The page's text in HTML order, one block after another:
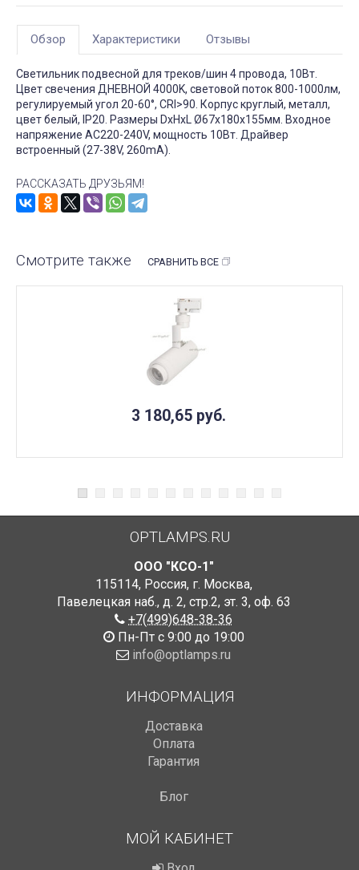
Обзор Характеристики Отзывы
Светильник подвесной для треков/шин 4 провода, 10Вт.
Цвет свечения ДНЕВНОЙ 4000K, световой поток 800-1000лм,
регулируемый угол 20-60°, CRI>90. Корпус круглый, металл,
цвет белый, IP20. Размеры DxHxL Ø67x180x155мм. Входное
напряжение AC220-240V, мощность 10Вт. Драйвер
встроенный (27-38V, 260mA).
РАССКАЗАТЬ ДРУЗЬЯМ!
Смотрите также СРАВНИТЬ ВСЕ
3 180,65 руб.
OPTLAMPS.RU
ООО "КСО-1"
115114, Россия, г. Москва,
Павелецкая наб., д. 2, стр.2, эт. 3, оф. 63
+7(499)648-38-36
Пн-Пт с 9:00 до 19:00
info@optlamps.ru
ИНФОРМАЦИЯ
Доставка
Оплата
Гарантия
Блог
МОЙ КАБИНЕТ